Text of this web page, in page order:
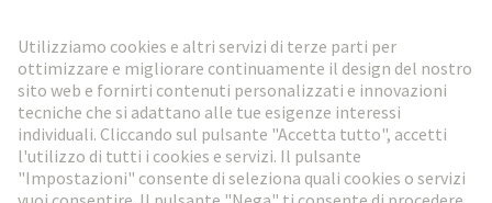
Vai al registrazione
Social Media